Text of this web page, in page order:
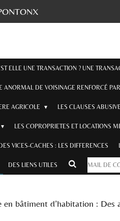
ELLE UNE TRANSACTION ? UNE
ANORMAL DE VOISINAGE RENFORCÉ
AGRICOLE LES CLAUSES
LES COPROPRIETES ET LOCATIONS
VICES-CACHES : LES DIFFERENCES
DES LIENS UTILES MAIL DE
bâtiment d’habitation : Des